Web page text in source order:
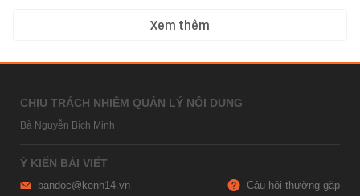
Xem thêm
CHỊU TRÁCH NHIỆM QUẢN LÝ NỘI DUNG
Bà Nguyễn Bích Minh
Ý KIẾN BÀI VIẾT
bandoc@kenh14.vn Câu hỏi thường gặp